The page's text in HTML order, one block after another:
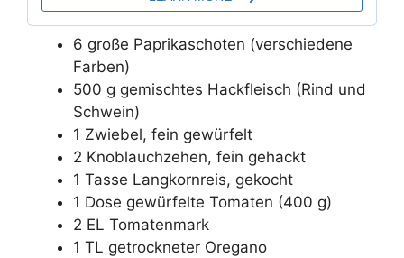
6 große Paprikaschoten (verschiedene
Farben)
500 g gemischtes Hackfleisch (Rind und
Schwein)
1 Zwiebel, fein gewürfelt
2 Knoblauchzehen, fein gehackt
1 Tasse Langkornreis, gekocht
1 Dose gewürfelte Tomaten (400 g)
2 EL Tomatenmark
1 TL getrockneter Oregano